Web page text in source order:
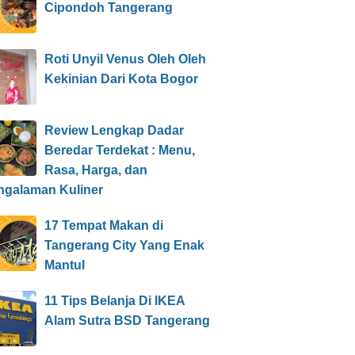
Cipondoh Tangerang
Roti Unyil Venus Oleh Oleh
Kekinian Dari Kota Bogor
Review Lengkap Dadar
Beredar Terdekat : Menu,
Rasa, Harga, dan
Kuliner
17 Tempat Makan di
Tangerang City Yang Enak
Mantul
11 Tips Belanja Di IKEA
Alam Sutra BSD Tangerang